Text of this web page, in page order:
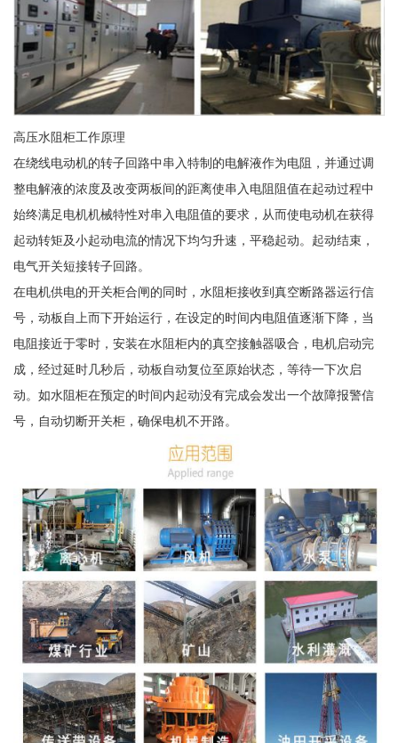
高压水阻柜工作原理
在绕线电动机的转子回路中串入特制的电解液作为电阻，并通过调
整电解液的浓度及改变两板间的距离使串入电阻阻值在起动过程中
始终满足电机机械特性对串入电阻值的要求，从而使电动机在获得
起动转矩及小起动电流的情况下均匀升速，平稳起动。起动结束，
电气开关短接转子回路。
在电机供电的开关柜合闸的同时，水阻柜接收到真空断路器运行信
号，动板自上而下开始运行，在设定的时间内电阻值逐渐下降，当
电阻接近于零时，安装在水阻柜内的真空接触器吸合，电机启动完
成，经过延时几秒后，动板自动复位至原始状态，等待一下次启
动。如水阻柜在预定的时间内起动没有完成会发出一个故障报警信
号，自动切断开关柜，确保电机不开路。